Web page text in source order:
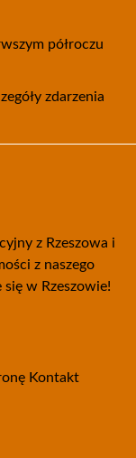
półroczu
zdarzenia
z Rzeszowa i
z naszego
w Rzeszowie!
Kontakt